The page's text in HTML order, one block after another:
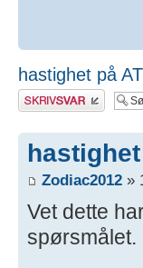
hastighet på
Skriv et svar
Zodiac2012 »
Vet dette
spørsmålet.